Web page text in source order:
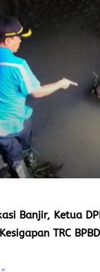
Banjir, Ketua
TRC